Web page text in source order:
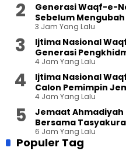
Generasi Waqf-e-
Sebelum
3 Jam Yang Lalu
Ijtima Nasional
Generasi
4 Jam Yang Lalu
Ijtima Nasional
Calon Pemimpin
4 Jam Yang Lalu
Jemaat Ahmadiyah
Bersama
6 Jam Yang Lalu
Populer Tag